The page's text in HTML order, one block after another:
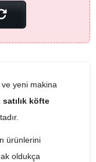
yeni makina
köfte
ürünlerini
oldukça